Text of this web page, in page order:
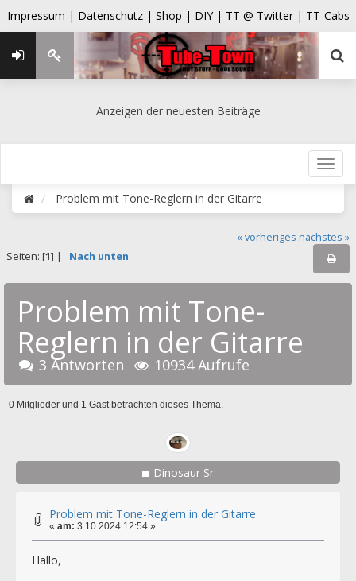
Impressum | Datenschutz | Shop | DIY | TT @ Twitter | TT-Cabs
Anzeigen der neuesten Beiträge
Problem mit Tone-Reglern in der Gitarre
« vorheriges nächstes »
Seiten: [1] | Nach unten
Problem mit Tone-
Reglern in der Gitarre
3 Antworten 10934 Aufrufe
0 Mitglieder und 1 Gast betrachten dieses Thema.
Dinosaur Sr.
Problem mit Tone-Reglern in der Gitarre
« am: 3.10.2024 12:54 »
Hallo,